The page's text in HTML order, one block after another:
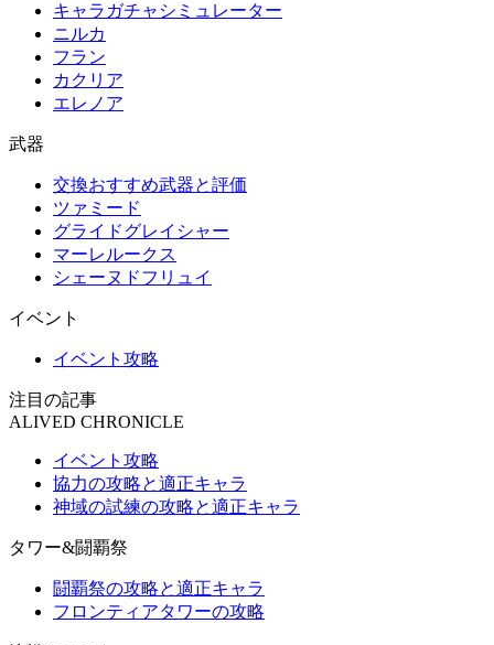
キャラガチャシミュレーター
ニルカ
フラン
カクリア
エレノア
武器
交換おすすめ武器と評価
ツァミード
グライドグレイシャー
マーレルークス
シェーヌドフリュイ
イベント
イベント攻略
注目の記事
ALIVED CHRONICLE
イベント攻略
協力の攻略と適正キャラ
神域の試練の攻略と適正キャラ
タワー&闘覇祭
闘覇祭の攻略と適正キャラ
フロンティアタワーの攻略